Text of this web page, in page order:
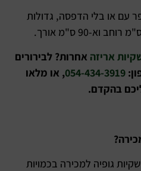
עם או בלי הדפסה, גדולות
אריזה אחרות? לבירורים
054-434-3919, או מלאו
בהקדם.
גופיה למכירה בכמויות